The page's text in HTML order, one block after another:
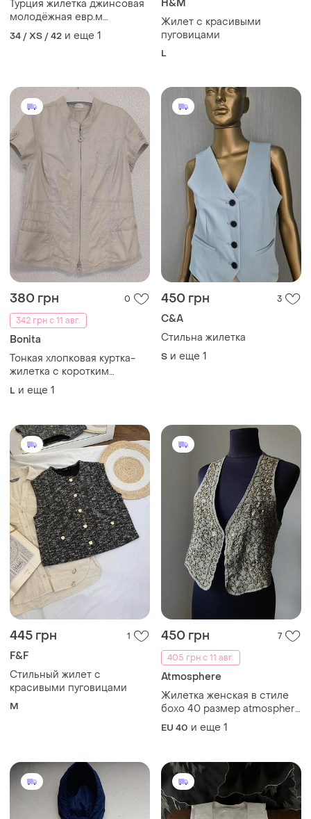
Турция жилетка джинсовая
молодёжная евр.м
маломерит на s -xs
34 / XS / 42 и еще 1
H&M
Жилет с красивыми
пуговицами
L
380 грн
0
342 грн с 11 авг.
Bonita
Тонкая хлопковая куртка-
жилетка с коротким
рукавом нежно-бежевого
цвета от немецкого бренда
L и еще 1
450 грн 3
C&A
Стильна жилетка
S и еще 1
445 грн 1
F&F
Стильный жилет с
красивыми пуговицами
M
450 грн
7
405 грн с 11 авг.
Atmosphere
Жилетка женская в стиле
бохо 40 размер atmosphere
хаки вышитая бисером и
пайетками
EU 40 и еще 1